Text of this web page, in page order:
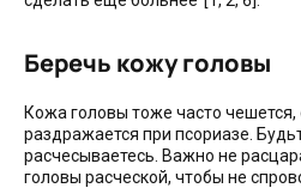
Беречь кожу головы
Кожа головы тоже часто чешется,
раздражается при псориазе.
расчесываетесь. Важно не
головы расческой, чтобы не